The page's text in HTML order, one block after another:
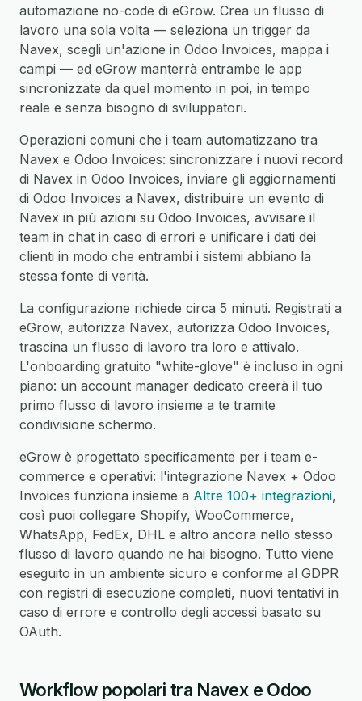
automazione no-code di eGrow. Crea un flusso di
lavoro una sola volta — seleziona un trigger da
Navex, scegli un'azione in Odoo Invoices, mappa i
campi — ed eGrow manterrà entrambe le app
sincronizzate da quel momento in poi, in tempo
reale e senza bisogno di sviluppatori.
Operazioni comuni che i team automatizzano tra
Navex e Odoo Invoices: sincronizzare i nuovi record
di Navex in Odoo Invoices, inviare gli aggiornamenti
di Odoo Invoices a Navex, distribuire un evento di
Navex in più azioni su Odoo Invoices, avvisare il
team in chat in caso di errori e unificare i dati dei
clienti in modo che entrambi i sistemi abbiano la
stessa fonte di verità.
La configurazione richiede circa 5 minuti. Registrati a
eGrow, autorizza Navex, autorizza Odoo Invoices,
trascina un flusso di lavoro tra loro e attivalo.
L'onboarding gratuito "white-glove" è incluso in ogni
piano: un account manager dedicato creerà il tuo
primo flusso di lavoro insieme a te tramite
condivisione schermo.
eGrow è progettato specificamente per i team e-
commerce e operativi: l'integrazione Navex + Odoo
Invoices funziona insieme a Altre 100+ integrazioni,
così puoi collegare Shopify, WooCommerce,
WhatsApp, FedEx, DHL e altro ancora nello stesso
flusso di lavoro quando ne hai bisogno. Tutto viene
eseguito in un ambiente sicuro e conforme al GDPR
con registri di esecuzione completi, nuovi tentativi in
caso di errore e controllo degli accessi basato su
OAuth.
Workflow popolari tra Navex e Odoo